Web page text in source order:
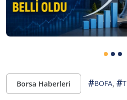
Borsa Haberleri #BOFA, #